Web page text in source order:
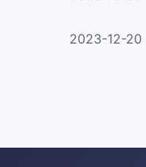
2023-12-20